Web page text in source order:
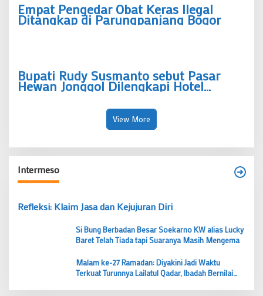
Empat Pengedar Obat Keras Ilegal
Ditangkap di Parungpanjang Bogor
Bupati Rudy Susmanto sebut Pasar
Hewan Jonggol Dilengkapi Hotel
Hewan Berkapasitas Ratusan Ekor
View More
Intermeso
Refleksi: Klaim Jasa dan Kejujuran Diri
Si Bung Berbadan Besar Soekarno KW alias Lucky
Baret Telah Tiada tapi Suaranya Masih Mengema
Malam ke-27 Ramadan: Diyakini Jadi Waktu
Terkuat Turunnya Lailatul Qadar, Ibadah Bernilai